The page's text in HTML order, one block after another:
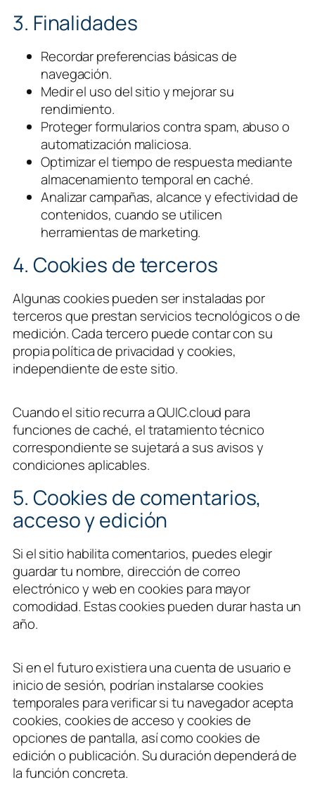
3. Finalidades
Recordar preferencias básicas de
navegación.
Medir el uso del sitio y mejorar su
rendimiento.
Proteger formularios contra spam, abuso o
automatización maliciosa.
Optimizar el tiempo de respuesta mediante
almacenamiento temporal en caché.
Analizar campañas, alcance y efectividad de
contenidos, cuando se utilicen
herramientas de marketing.
4. Cookies de terceros
Algunas cookies pueden ser instaladas por
terceros que prestan servicios tecnológicos o de
medición. Cada tercero puede contar con su
propia política de privacidad y cookies,
independiente de este sitio.
Cuando el sitio recurra a QUIC.cloud para
funciones de caché, el tratamiento técnico
correspondiente se sujetará a sus avisos y
condiciones aplicables.
5. Cookies de comentarios,
acceso y edición
Si el sitio habilita comentarios, puedes elegir
guardar tu nombre, dirección de correo
electrónico y web en cookies para mayor
comodidad. Estas cookies pueden durar hasta un
año.
Si en el futuro existiera una cuenta de usuario e
inicio de sesión, podrían instalarse cookies
temporales para verificar si tu navegador acepta
cookies, cookies de acceso y cookies de
opciones de pantalla, así como cookies de
edición o publicación. Su duración dependerá de
la función concreta.